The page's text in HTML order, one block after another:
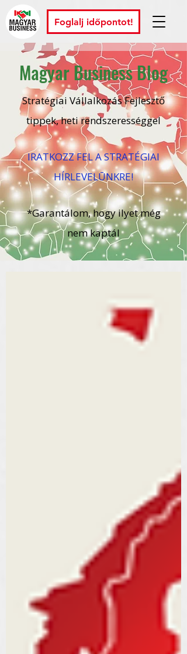
Foglalj időpontot!
Magyar Business Blog
Stratégiai Vállalkozás Fejlesztő
tippek, heti rendszerességgel
IRATKOZZ FEL A STRATÉGIAI
HÍRLEVELŪNKRE!
*Garantálom, hogy ilyet még
nem kaptál